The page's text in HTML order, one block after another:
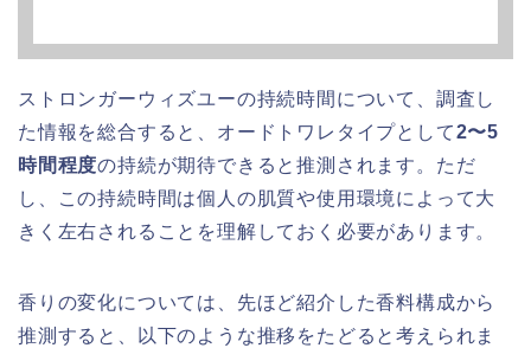
ストロンガーウィズユーの持続時間について、調査し
た情報を総合すると、オードトワレタイプとして2〜5
時間程度の持続が期待できると推測されます。ただ
し、この持続時間は個人の肌質や使用環境によって大
きく左右されることを理解しておく必要があります。
香りの変化については、先ほど紹介した香料構成から
推測すると、以下のような推移をたどると考えられま